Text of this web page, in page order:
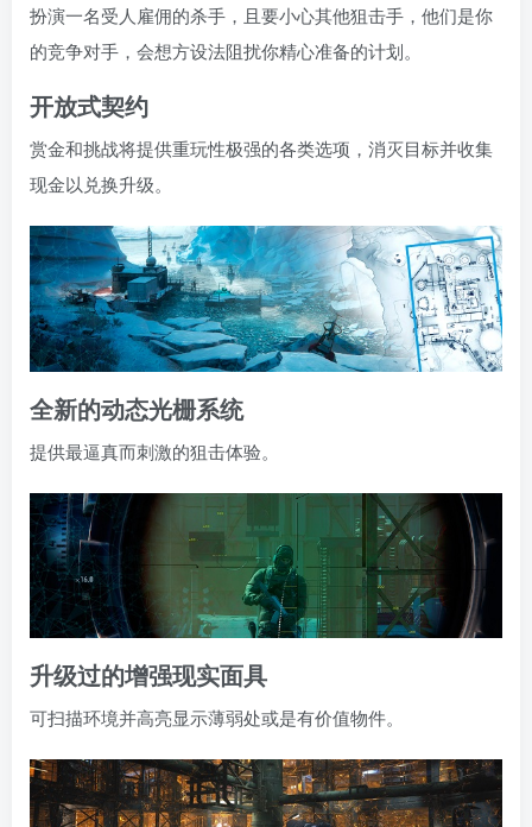
扮演一名受人雇佣的杀手，且要小心其他狙击手，他们是你
的竞争对手，会想方设法阻扰你精心准备的计划。
开放式契约
赏金和挑战将提供重玩性极强的各类选项，消灭目标并收集
现金以兑换升级。
全新的动态光栅系统
提供最逼真而刺激的狙击体验。
升级过的增强现实面具
可扫描环境并高亮显示薄弱处或是有价值物件。